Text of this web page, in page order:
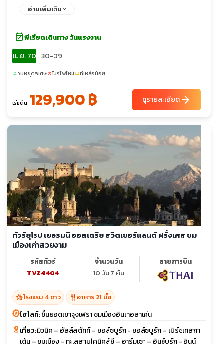
อุทยานแห่งชาติพลิตวิเซ่ - ทะเลสาบเจเซโร โคซจัก - เมืองซาดาร์ -
of Nin - เมืองมอสตาร์ - สะพานเก่าเมืองโมสตาร์ - เมืองบลากาย -
อารามเดอร์วิช บลากาย เทคิยา - เมืองดูบรอฟนิก - THE
CATHEDRAL TREASURY - หอนาฬิกาโบราณ - พระราชวังเรค
เตอร์ - สปอนซา พาเลส - กำแพงเมืองดูบรอฟนิก - ยอดเขาเซิร์ด -
Outlet Parndorf
อ่านเพิ่มเติม
event_availableพีเรียดเดินทาง วันแรงงาน
เม.ย. 70 30-09
sunnyวันหยุดพิเศษlocal_fire_departmentโปรไฟไหม้confirmation_numberที่เหลือน้อย
เริ่มต้น 129,900 ฿ ดูรายละเอียดarrow_forward
ทัวร์ยุโรป เยอรมนี ออสเตรีย สวิตเซอร์แลนด์ ฝรั่งเศส ชม
เมืองเก่าสวยงาม
รหัสทัวร์
TVZ4404
จำนวนวัน
10 วัน 7 คืน
สายการบิน
hotel_classโรงแรม 4 ดาว restaurant อาหาร 21 มื้อ
ไฮไลท์:ขึ้นยอดเขาจุงเฟรา ชมเมืองอินเทอลาเค่น
เที่ยว:มิวนิค – ฮัลล์สตัทท์ – ซอล์ซบูร์ก - ซอล์ซบูร์ก – เบิร์ชเทสกา
เด้น – ชมเมือง - ทะเลสาบโคนิคส์ซี – อาร์มเซา – อินซ์บูร์ก - อินน์